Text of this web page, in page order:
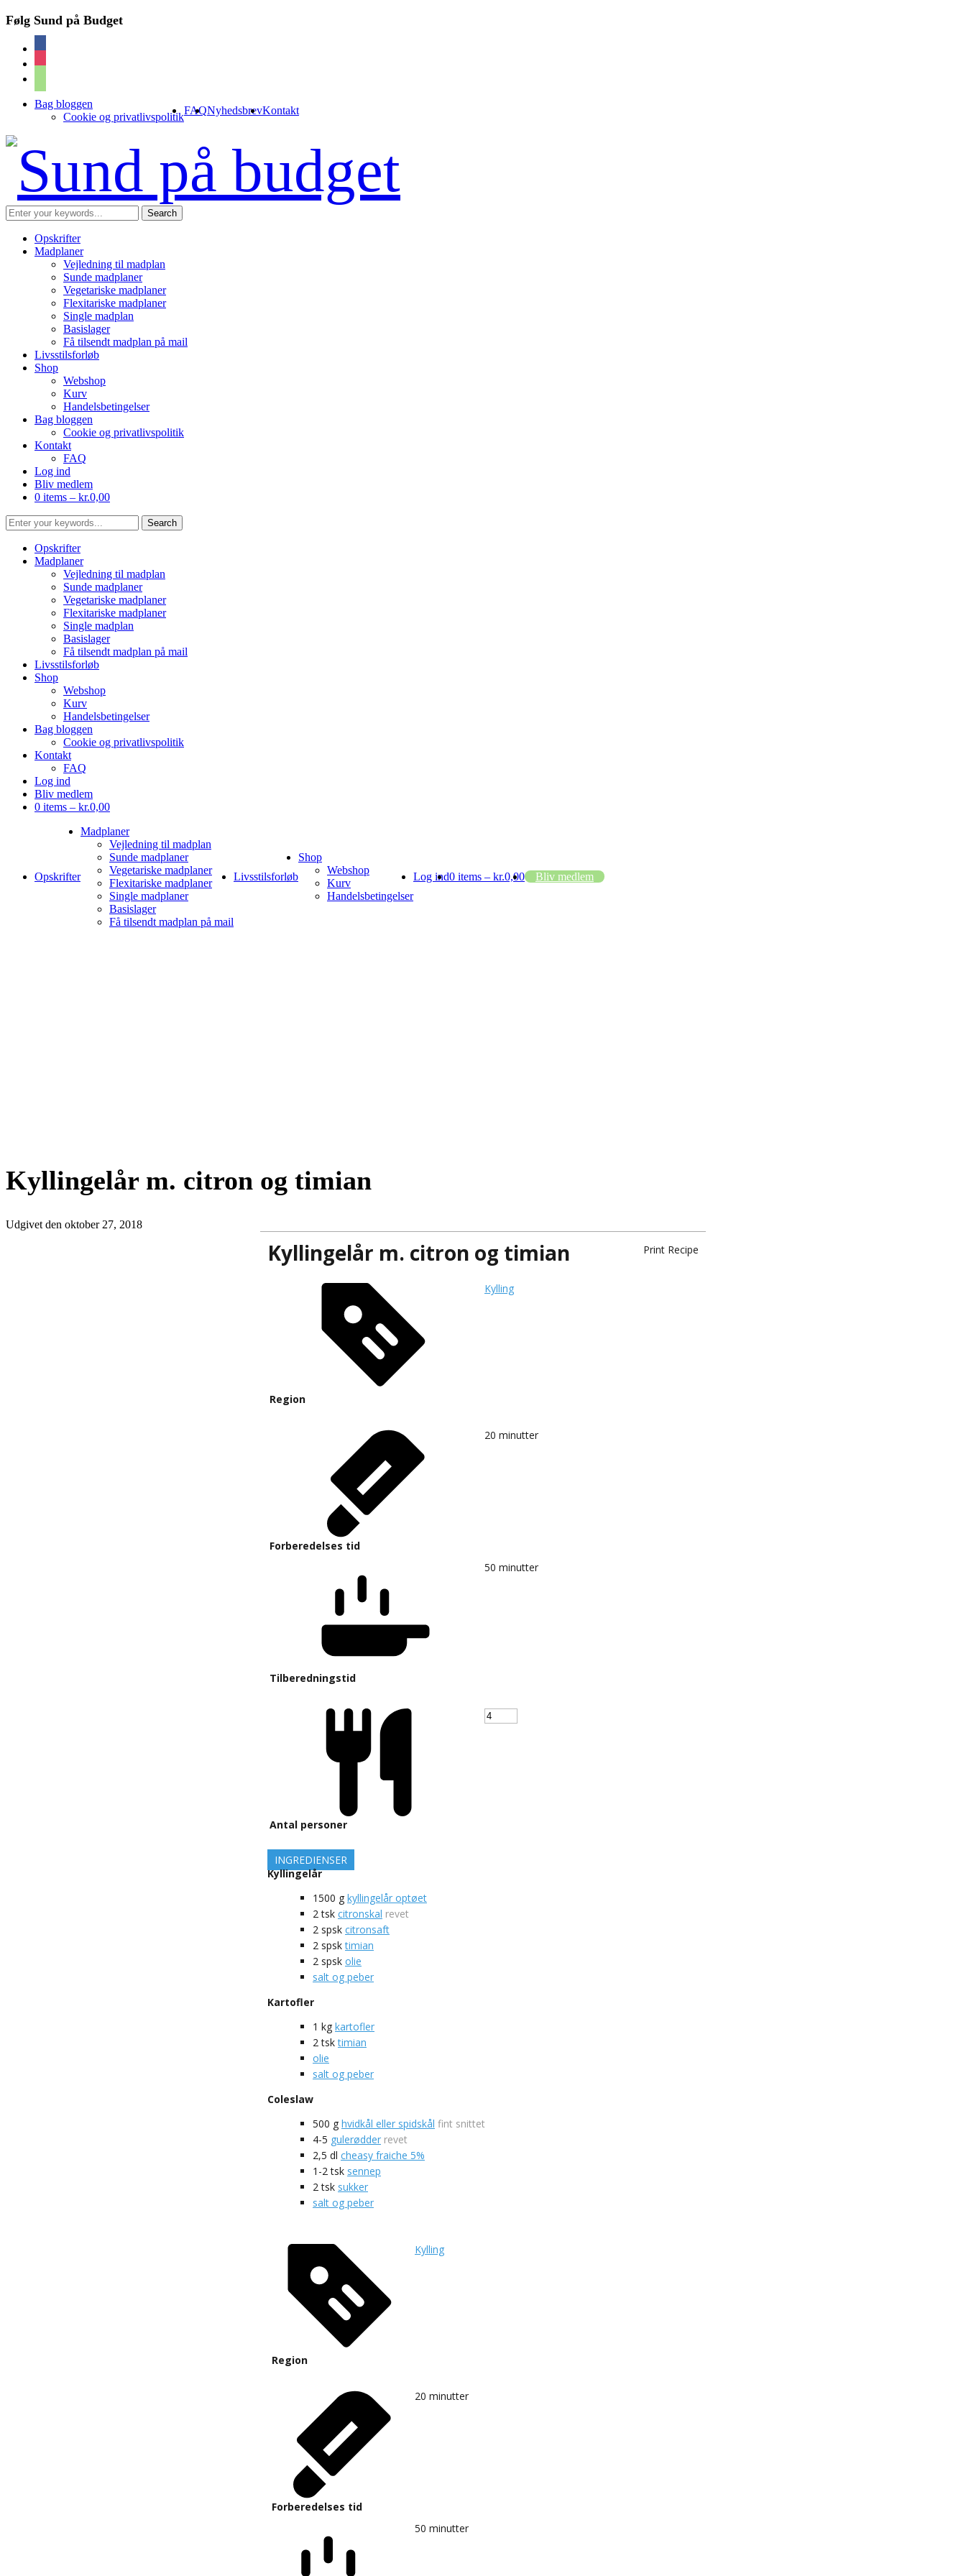
Følg Sund på Budget
Bag bloggen
Cookie og privatlivspolitik
FAQNyhedsbrevKontakt
Opskrifter
Madplaner
Vejledning til madplan
Sunde madplaner
Vegetariske madplaner
Flexitariske madplaner
Single madplan
Basislager
Få tilsendt madplan på mail
Livsstilsforløb
Shop
Webshop
Kurv
Handelsbetingelser
Bag bloggen
Cookie og privatlivspolitik
Kontakt
FAQ
Log ind
Bliv medlem
0 items – kr.0,00
Opskrifter
Madplaner
Vejledning til madplan
Sunde madplaner
Vegetariske madplaner
Flexitariske madplaner
Single madplan
Basislager
Få tilsendt madplan på mail
Livsstilsforløb
Shop
Webshop
Kurv
Handelsbetingelser
Bag bloggen
Cookie og privatlivspolitik
Kontakt
FAQ
Log ind
Bliv medlem
0 items – kr.0,00
Opskrifter
Madplaner
Vejledning til madplan
Sunde madplaner
Vegetariske madplaner
Flexitariske madplaner
Single madplaner
Basislager
Få tilsendt madplan på mail
Livsstilsforløb
Shop
Webshop
Kurv
Handelsbetingelser
Log ind Bliv medlem
0 items – kr.0,00
Kyllingelår m. citron og timian
Udgivet den oktober 27, 2018
Print Recipe
Kyllingelår m. citron og timian
Region
Kylling
Forberedelses tid
20 minutter
Tilberedningstid
50 minutter
Antal personer
INGREDIENSER
Kyllingelår
1500 g kyllingelår optøet
2 tsk citronskal revet
2 spsk citronsaft
2 spsk timian
2 spsk olie
salt og peber
Kartofler
1 kg kartofler
2 tsk timian
olie
salt og peber
Coleslaw
500 g hvidkål eller spidskål fint snittet
4-5 gulerødder revet
2,5 dl cheasy fraiche 5%
1-2 tsk sennep
2 tsk sukker
salt og peber
Region
Kylling
Forberedelses tid
20 minutter
50 minutter